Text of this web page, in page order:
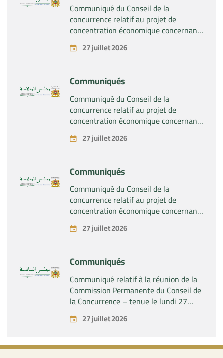
Communiqué du Conseil de la
concurrence relatif au projet de
concentration économique concernant
la prise du contrôle exclusif par la
société « Substipharm SAS » des actifs
pharmaceutiques « Rilutek » et «
Sabril » détenus par la société « Sanofi
SA »
27 juillet 2026
Communiqués
Communiqué du Conseil de la
concurrence relatif au projet de
concentration économique concernant
la prise du contrôle exclusif par la
société « Plastika Kritis SA » de la
27 juillet 2026
Communiqués
Communiqué du Conseil de la
concurrence relatif au projet de
concentration économique concernant
la prise par la société « Fives SAS » du
contrôle exclusif de la société « Aries
27 juillet 2026
Communiqués
Communiqué relatif à la réunion de la
Commission Permanente du Conseil de
la Concurrence – tenue le lundi 27
juillet 2026
27 juillet 2026